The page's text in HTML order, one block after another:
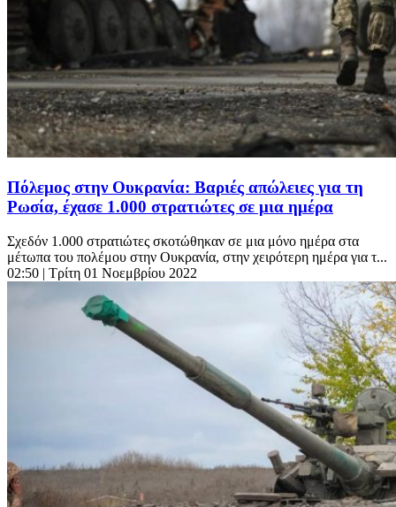
Πόλεμος στην Ουκρανία: Βαριές απώλειες για τη
Ρωσία, έχασε 1.000 στρατιώτες σε μια ημέρα
Σχεδόν 1.000 στρατιώτες σκοτώθηκαν σε μια μόνο ημέρα στα
μέτωπα του πολέμου στην Ουκρανία, στην χειρότερη ημέρα για τ...
02:50 | Τρίτη 01 Νοεμβρίου 2022